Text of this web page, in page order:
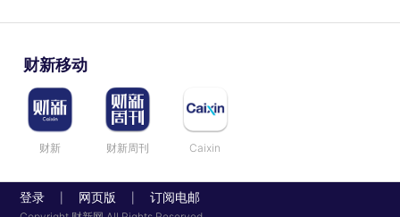
财新移动
财新 财新周刊 Caixin
登录 网页版 订阅电邮